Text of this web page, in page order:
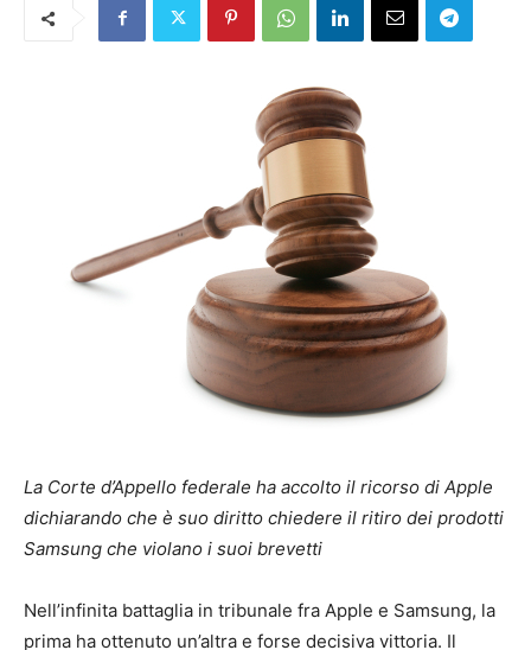
La Corte d’Appello federale ha accolto il ricorso di Apple
dichiarando che è suo diritto chiedere il ritiro dei prodotti
Samsung che violano i suoi brevetti
Nell’infinita battaglia in tribunale fra Apple e Samsung, la
prima ha ottenuto un’altra e forse decisiva vittoria. Il